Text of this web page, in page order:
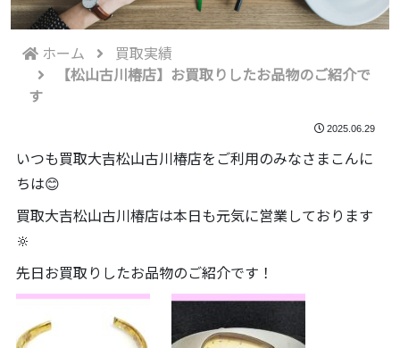
ホーム
買取実績
【松山古川椿店】お買取りしたお品物のご紹介で
す
2025.06.29
いつも買取大吉松山古川椿店をご利用のみなさまこんに
ちは😊
買取大吉松山古川椿店は本日も元気に営業しております
🔆
先日お買取りしたお品物のご紹介です！